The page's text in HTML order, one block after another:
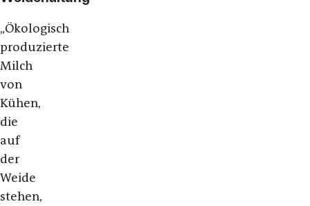
„Ökologisch
produzierte
Milch
von
Kühen,
die
auf
der
Weide
stehen,